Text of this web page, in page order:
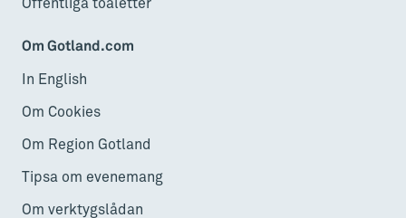
Offentliga toaletter
Om Gotland.com
In English
Om Cookies
Om Region Gotland
Tipsa om evenemang
Om verktygslådan